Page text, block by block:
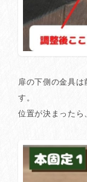
扉の下側の金具
す。
位置が決まったら